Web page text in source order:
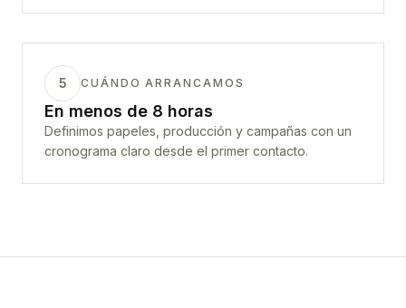
5 CUÁNDO ARRANCAMOS
En menos de 8 horas
Definimos papeles, producción y campañas con un
cronograma claro desde el primer contacto.